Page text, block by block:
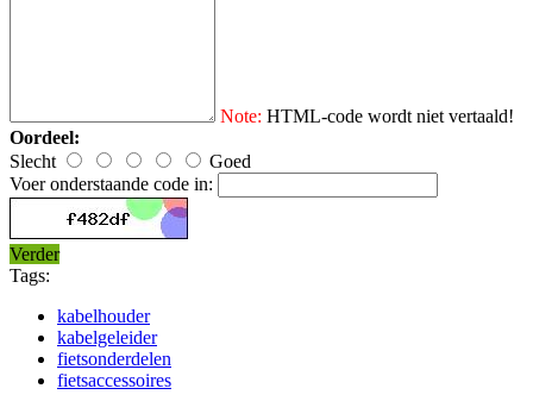
Note: HTML-code wordt niet vertaald!
Oordeel:
Slecht
Goed
Voer onderstaande code in:
Verder
Tags:
kabelhouder
kabelgeleider
fietsonderdelen
fietsaccessoires